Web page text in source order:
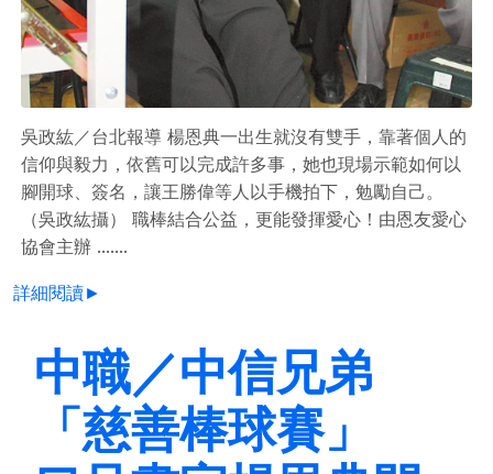
吳政紘／台北報導 楊恩典一出生就沒有雙手，靠著個人的
信仰與毅力，依舊可以完成許多事，她也現場示範如何以
腳開球、簽名，讓王勝偉等人以手機拍下，勉勵自己。
（吳政紘攝） 職棒結合公益，更能發揮愛心！由恩友愛心
協會主辦 .......
詳細閱讀►
中職／中信兄弟
「慈善棒球賽」